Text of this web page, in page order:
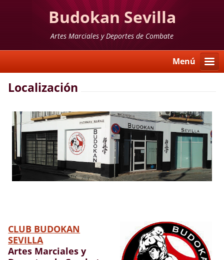
Budokan Sevilla
Artes Marciales y Deportes de Combate
Menú
Localización
CLUB BUDOKAN
SEVILLA
Artes Marciales y